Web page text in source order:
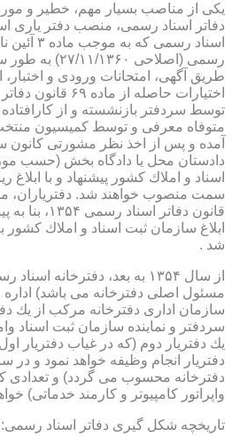
یكی از مناصب بسیار مهم، خطیر و
دفاتر اسناد رسمی، منصب دفتر یاری
اسناد
رسمی (اصلاحی
طریق آگهی، امتحانات ورودی و
توسط سردفتر بازنشسته و از
متوفاه معرفی و توسط كمیسیون منتخب
آمده و پس از اخذ نظر مشورتی كانون
دادستان محل یا دادگاه بخش (حسب
اسناد و املاك كشور پیشنهاد و با ابلاغ
قانون دفاتر
ابلاغ سازمان ثبت اسناد و املاك
شد .
از سال ۱۳۵۴ به بعد،
مسئول اصلی دفترخانه می باشد) اداره
سازمان اداری دفترخانه مركب از یك
سردفتر و نماینده سازمان ثبت اسناد
یك دفتریار دوم (كه در غیاب دفتریار
دفتریار انجام وظیفه خواهد نمود و در
دفترخانه محسوب می گردد) و تعدادی
واپراتور كامپیوتر و كارمند خدماتی)
تاریخچه شكل گیری دفاتر اسناد رسمی: